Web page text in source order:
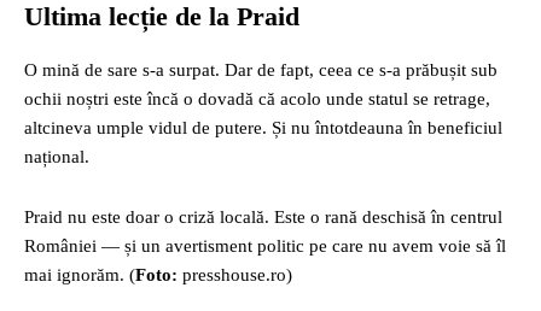
Ultima lecție de la Praid
O mină de sare s-a surpat. Dar de fapt, ceea ce s-a prăbușit sub
ochii noștri este încă o dovadă că acolo unde statul se retrage,
altcineva umple vidul de putere. Și nu întotdeauna în beneficiul
național.
Praid nu este doar o criză locală. Este o rană deschisă în centrul
României — și un avertisment politic pe care nu avem voie să îl
mai ignorăm. (Foto: presshouse.ro)